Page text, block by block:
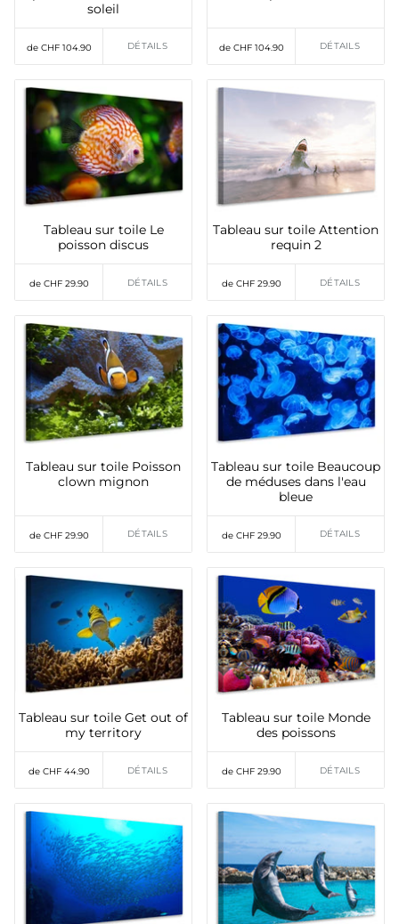
soleil
de CHF 104.90 DÉTAILS de CHF 104.90 DÉTAILS
Tableau sur toile Le
poisson discus
de CHF 29.90 DÉTAILS
Tableau sur toile Attention
requin 2
de CHF 29.90 DÉTAILS
Tableau sur toile Poisson
clown mignon
de CHF 29.90 DÉTAILS
Tableau sur toile Beaucoup
de méduses dans l'eau
bleue
de CHF 29.90 DÉTAILS
Tableau sur toile Get out of
my territory
de CHF 44.90 DÉTAILS
Tableau sur toile Monde
des poissons
de CHF 29.90 DÉTAILS